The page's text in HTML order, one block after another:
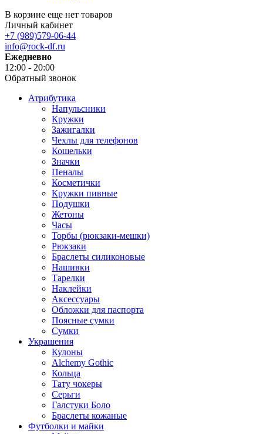
В корзине еще нет товаров
Личный кабинет
+7 (989)579-06-44
info@rock-df.ru
Ежедневно
12:00 - 20:00
Обратный звонок
Атрибутика
Напульсники
Кружки
Зажигалки
Чехлы для телефонов
Кошельки
Значки
Пеналы
Косметички
Кружки пивные
Подушки
Жетоны
Часы
Торбы (рюкзаки-мешки)
Рюкзаки
Браслеты силиконовые
Нашивки
Тарелки
Наклейки
Аксессуары
Обложки для паспорта
Поясные сумки
Сумки
Украшения
Кулоны
Alchemy Gothic
Кольца
Тату чокеры
Серьги
Галстуки Боло
Браслеты кожаные
Футболки и майки